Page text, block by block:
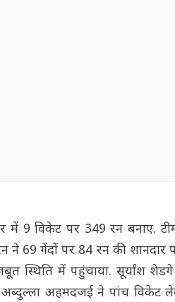
में 9 विकेट पर 349 रन बनाए.
69 गेंदों पर 84 रन की शानदार
स्थिति में पहुंचाया. सूर्यांश
अहमदजई ने पांच विकेट